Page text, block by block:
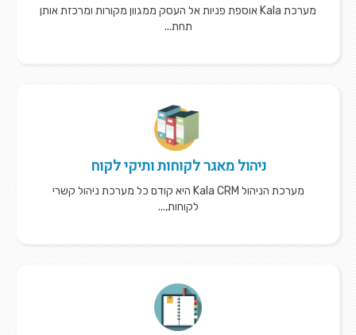
מערכת Kala אוספת פניות אל העסק ממגוון מקורות ומרכזת אותן
תחת...
ניהול מאגר לקוחות ותיקי לקוח
מערכת הניהול Kala CRM היא קודם כל מערכת ניהול קשרי
לקוחות,...